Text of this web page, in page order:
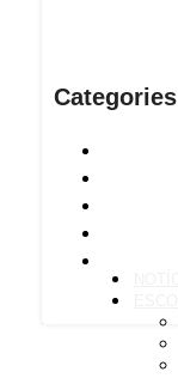
Categories